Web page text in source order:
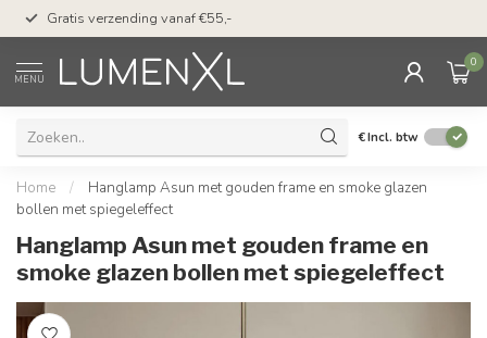
Gratis verzending vanaf €55,-
MENU
0
€Incl. btw
Home /
Hanglamp Asun met gouden frame en smoke glazen
bollen met spiegeleffect
Hanglamp Asun met gouden frame en
smoke glazen bollen met spiegeleffect